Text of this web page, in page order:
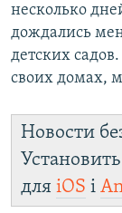
несколько
дождались
детских
своих домах,
Новости
Установить
для iOS і